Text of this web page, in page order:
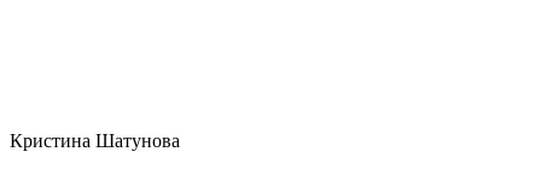
Кристина Шатунова